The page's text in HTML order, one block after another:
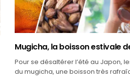
Mugicha, la boisson estivale
Pour se désaltérer l’été au Japon,
du mugicha, une boisson très